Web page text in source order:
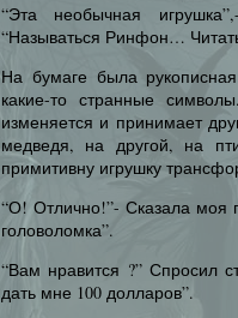
“Эта необычная
“Называться Ринфон…
На бумаге была
какие-то странные
изменяется и принимает
медведя, на другой, на
примитивну игрушку
“О! Отлично!”- Сказала моя
головоломка”.
“Вам нравится ?” Спросил
дать мне 100 долларов”.